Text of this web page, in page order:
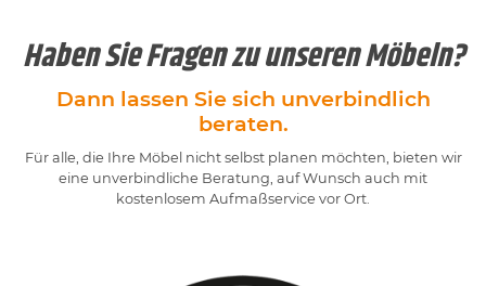
Haben Sie Fragen zu unseren Möbeln?
Dann lassen Sie sich unverbindlich
beraten.
Für alle, die Ihre Möbel nicht selbst planen möchten, bieten wir
eine unverbindliche Beratung, auf Wunsch auch mit
kostenlosem Aufmaßservice vor Ort.